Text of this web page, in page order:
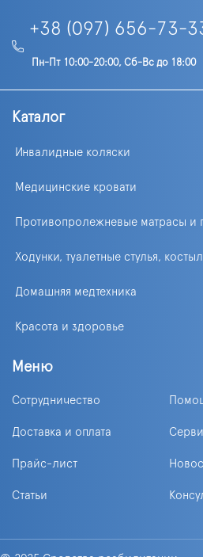
+38 (097) 656-73-
Пн-Пт 10:00-20:00, Сб-Вс до 18:00
Каталог
Инвалидные коляски
Медицинские кровати
Противопролежневые матрасы и
Ходунки, туалетные стулья,
Домашняя медтехника
Красота и здоровье
Меню
Сотрудничество
Доставка и оплата
Прайс-лист
Статьи